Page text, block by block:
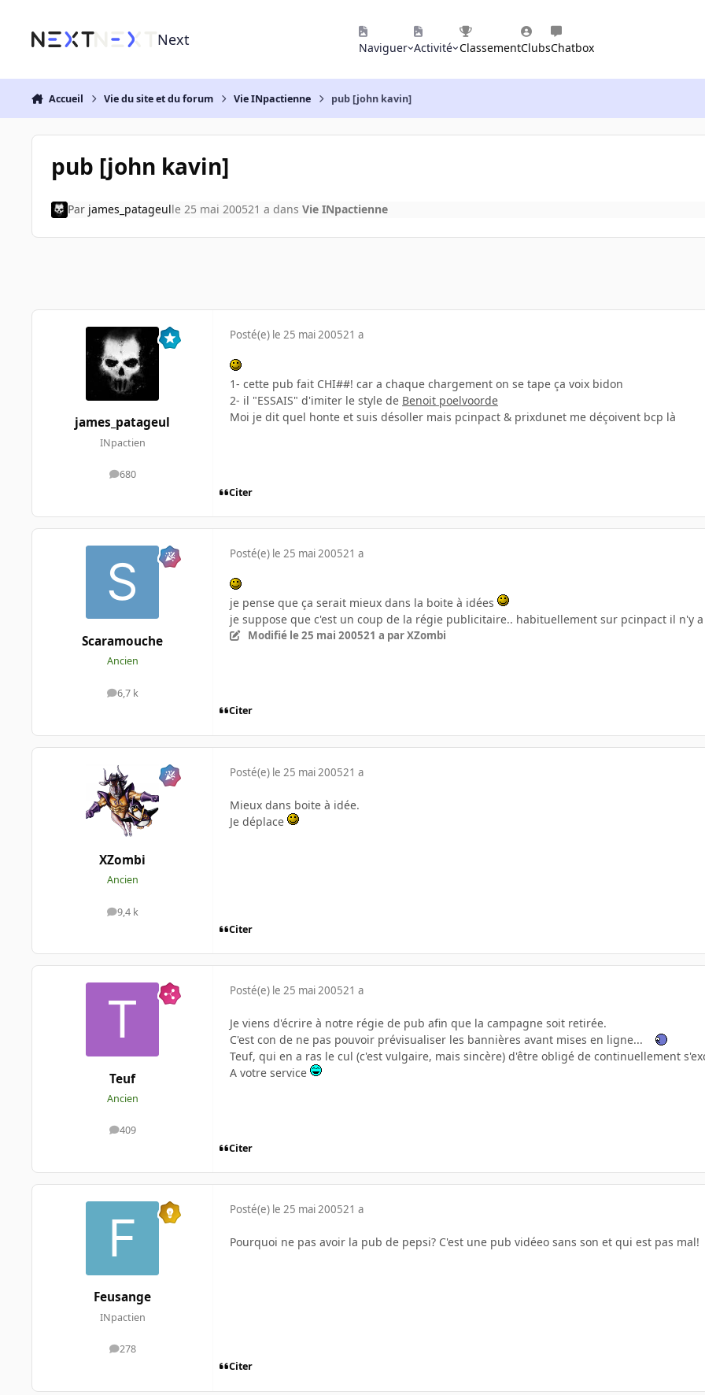
Next Naviguer Activité ClassementClubsChatbox
Accueil Vie du site et du forum Vie INpactienne pub [john kavin]
pub [john kavin]
Par james_patageulle 25 mai 200521 a dans Vie INpactienne
james_patageul
INpactien
680
messages
Posté(e) le 25 mai 200521 a
1- cette pub fait CHI##! car a chaque chargement on se tape ça voix bidon
2- il "ESSAIS" d'imiter le style de Benoit poelvoorde
Moi je dit quel honte et suis désoller mais pcinpact & prixdunet me déçoivent bcp là
Citer
Scaramouche
Ancien
6,7 k
messages
Posté(e) le 25 mai 200521 a
je pense que ça serait mieux dans la boite à idées
je suppose que c'est un coup de la régie publicitaire.. habituellement sur pcinpact il n'y
Modifié le 25 mai 200521 a par XZombi
Citer
XZombi
Ancien
9,4 k
messages
Posté(e) le 25 mai 200521 a
Mieux dans boite à idée.
Je déplace
Citer
Teuf
Ancien
409
messages
Posté(e) le 25 mai 200521 a
Je viens d'écrire à notre régie de pub afin que la campagne soit retirée.
C'est con de ne pas pouvoir prévisualiser les bannières avant mises en ligne...
Teuf, qui en a ras le cul (c'est vulgaire, mais sincère) d'être obligé de continuellement
A votre service
Citer
Feusange
INpactien
278
messages
Posté(e) le 25 mai 200521 a
Pourquoi ne pas avoir la pub de pepsi? C'est une pub vidéeo sans son et qui est pas mal!
Citer